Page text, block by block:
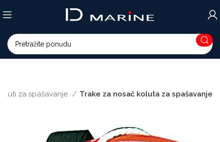
za spašavanje Trake za nosač koluta za spašavanje